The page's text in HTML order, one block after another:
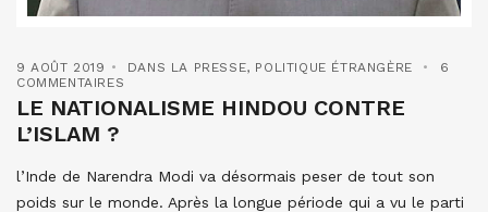
9 AOÛT 2019 DANS LA PRESSE, POLITIQUE ÉTRANGÈRE
6
COMMENTAIRES
LE NATIONALISME HINDOU CONTRE
L’ISLAM ?
l’Inde de Narendra Modi va désormais peser de tout son
poids sur le monde. Après la longue période qui a vu le parti